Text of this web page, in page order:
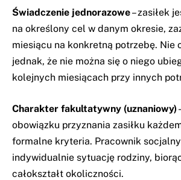
Świadczenie jednorazowe– zasiłek
na określony cel w danym okresie,
miesiącu na konkretną potrzebę. Nie
jednak, że nie można się o niego
kolejnych miesiącach przy innych
Charakter fakultatywny (uznaniowy)
obowiązku przyznania zasiłku
formalne kryteria. Pracownik
indywidualnie sytuację rodziny,
całokształt okoliczności.